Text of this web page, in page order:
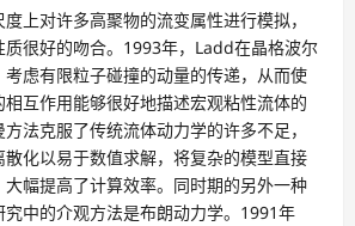
上对许多高聚物的流变属性进行模拟，
质很好的吻合。1993年，Ladd在晶格波尔
虑有限粒子碰撞的动量的传递，从而使
互作用能够很好地描述宏观粘性流体的
法克服了传统流体动力学的许多不足，
化以易于数值求解，将复杂的模型直接
幅提高了计算效率。同时期的另外一种
究中的介观方法是布朗动力学。1991年